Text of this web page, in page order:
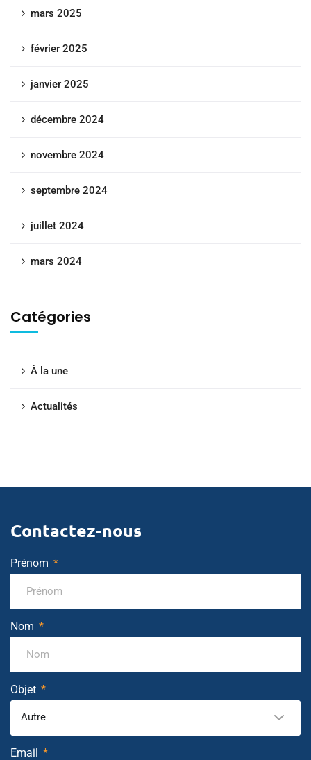
mars 2025
février 2025
janvier 2025
décembre 2024
novembre 2024
septembre 2024
juillet 2024
mars 2024
Catégories
À la une
Actualités
Contactez-nous
Prénom
Nom
Objet
Autre
Email